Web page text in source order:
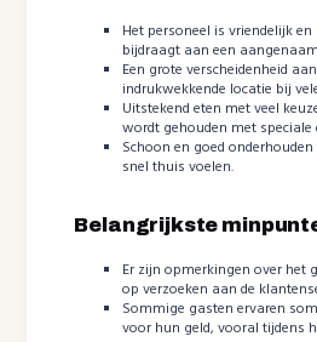
Het personeel is vriendelijk
bijdraagt aan een
Een grote verscheidenheid
indrukwekkende locatie bij
Uitstekend eten met veel
wordt gehouden met speciale
Schoon en goed
snel thuis voelen.
Belangrijkste
Er zijn opmerkingen over het
op verzoeken aan de
Sommige gasten ervaren
voor hun geld, vooral tijdens